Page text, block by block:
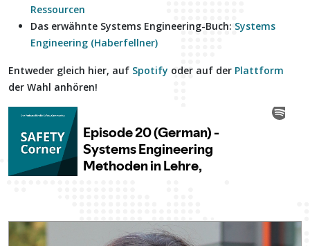
Ressourcen
Das erwähnte Systems Engineering-Buch: Systems
Engineering (Haberfellner)
Entweder gleich hier, auf Spotify oder auf der Plattform
der Wahl anhören!